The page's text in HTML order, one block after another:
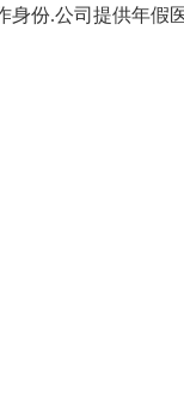
份.公司提供年假